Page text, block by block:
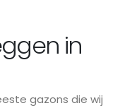
in
gazons die wij